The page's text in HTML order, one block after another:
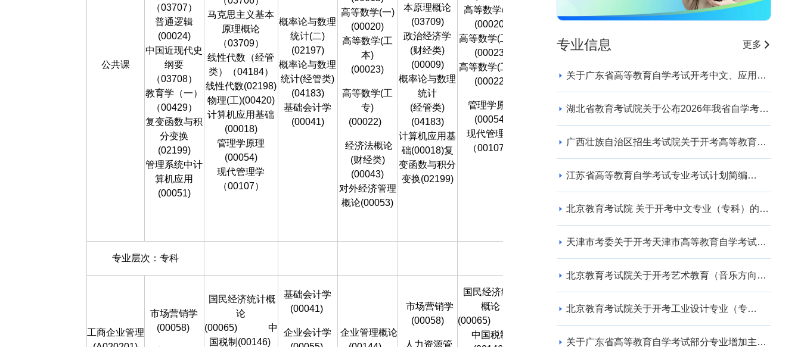
公共课
（03707）
普通逻辑
(00024)
中国近现代史
纲要
（03708）
教育学（一）
（00429）
复变函数与积
分变换
(02199)
管理系统中计
算机应用
(00051)
马克思主义基本
原理概论
（03709）
线性代数（经管
类）（04184）
线性代数(02198)
物理(工)(00420)
计算机应用基础
(00018)
管理学原理
(00054)
现代管理学
（00107）
概率论与数理
统计(二)
(02197)
概率论与数理
统计(经管类)
(04183)
基础会计学
(00041)
高等数学(一)
(00020)
高等数学(工
本)
(00023)
高等数学(工
专)
(00022)
经济法概论
(财经类)
(00043)
对外经济管理
概论(00053)
本原理概论
(03709)
政治经济学
(财经类)
(00009)
概率论与数理
统计
(经管类)
(04183)
计算机应用基
础(00018)复
变函数与积分
变换(02199)
高等数学(一)
(00020)
高等数学(工本)
(00023)
高等数学(工专)
(00022)
管理学原理
(00054)
现代管理学
（00107）
表”重要思想
线性代数（经
（04184）
线性代数
(02198)
概率论与数理
(二）
基础会计学
(00041)
物理（工）
经济法概论
(00043)
管理系统中计
算机应用
对外经济管
理概论
(00053)
专业层次：专科
工商企业管理
市场营销学
(00058)
国民经济统计概
论
(00065)
中
国税制(00146)
基础会计学
(00041)
企业会计学
企业管理概论
市场营销学
(00058)
人力资源管
国民经济统计
概论
(00065)
中国税制
基础会计学
(00041)
专业信息 更多
关于广东省高等教育自学考试开考中文、应用英
湖北省教育考试院关于公布2026年我省自学考试
广西壮族自治区招生考试院关于开考高等教育自
江苏省高等教育自学考试专业考试计划简编
北京教育考试院 关于开考中文专业（专科）的通
天津市考委关于开考天津市高等教育自学考试电
北京教育考试院关于开考艺术教育（音乐方向）
北京教育考试院关于开考工业设计专业（专
关于广东省高等教育自学考试部分专业增加主考